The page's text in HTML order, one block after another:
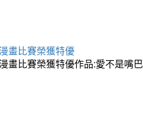
畫比賽榮獲特優
畫比賽榮獲特優作品:愛不是嘴